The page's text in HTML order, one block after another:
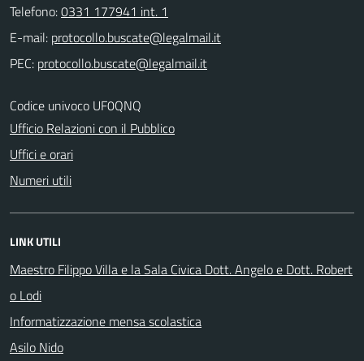
Telefono:0331 177941 int. 1
E-mail:
PEC:
Codice univoco UF0QNQ
Ufficio Relazioni con il Pubblico
Uffici e orari
Numeri utili
LINK UTILI
Maestro Filippo Villa e la Sala Civica Dott. Angelo e Dott. Robert
o Lodi
Informatizzazione mensa scolastica
Asilo Nido